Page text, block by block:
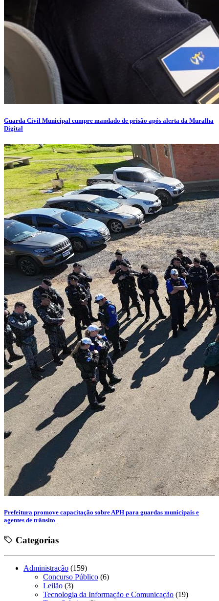
Guarda Civil Municipal cumpre mandado de prisão após alerta da Muralha
Digital
Prefeitura promove capacitação sobre APH para guardas municipais e
agentes de trânsito
Categorias
Administração (159)
Concurso Público (6)
Leilão (3)
Tecnologia da Informação e Comunicação (19)